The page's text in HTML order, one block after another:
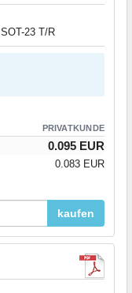
23 T/R
PRIVATKUNDE
0.095 EUR
0.083 EUR
kaufen